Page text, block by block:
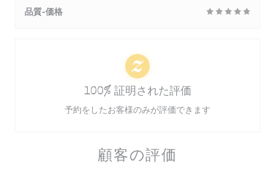
顧客の評価
品質-価格
100% 証明された評価
予約をしたお客様のみが評価できます